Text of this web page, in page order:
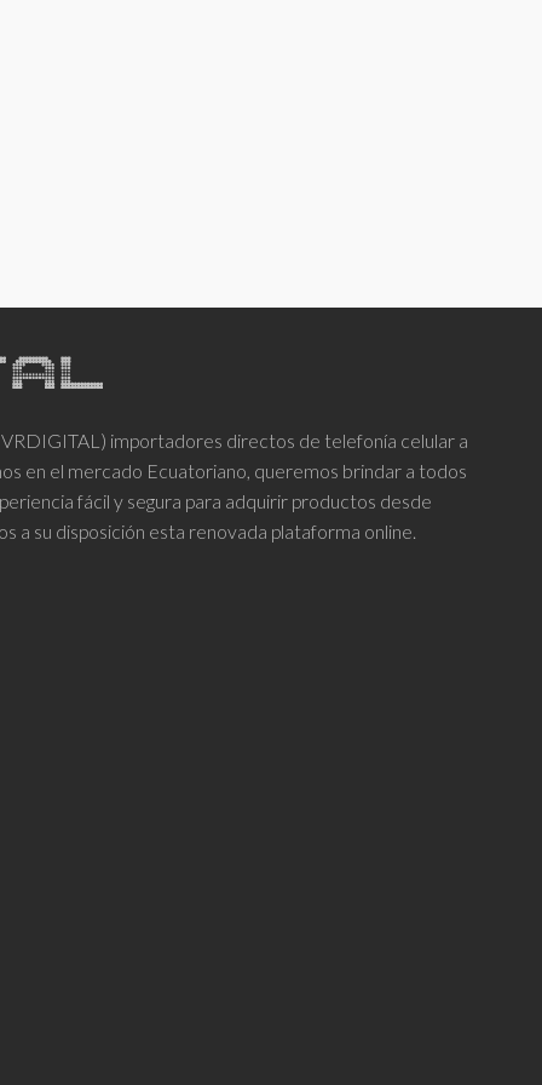
importadores directos de telefonía celular a
en el mercado Ecuatoriano, queremos brindar a todos
fácil y segura para adquirir productos desde
a su disposición esta renovada plataforma online.